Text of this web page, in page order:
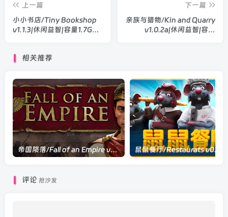
上一篇
小小书店/Tiny Bookshop
v1.1.3|休闲益智|容量1.7GB|
下一篇
亲族与猎物/Kin and Quarry
v1.0.2a|休闲益智|容量
相关推荐
帝国陨落/Fall of an Empire v1.240|策略战棋|容量10.8GB|官方中文版
评论 抢沙发